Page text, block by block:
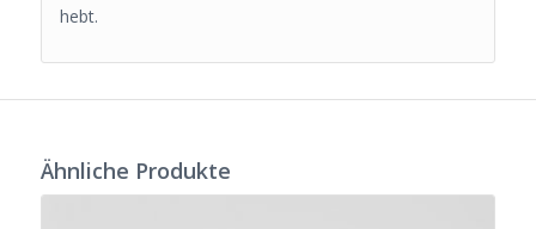
hebt.
Ähnliche Produkte